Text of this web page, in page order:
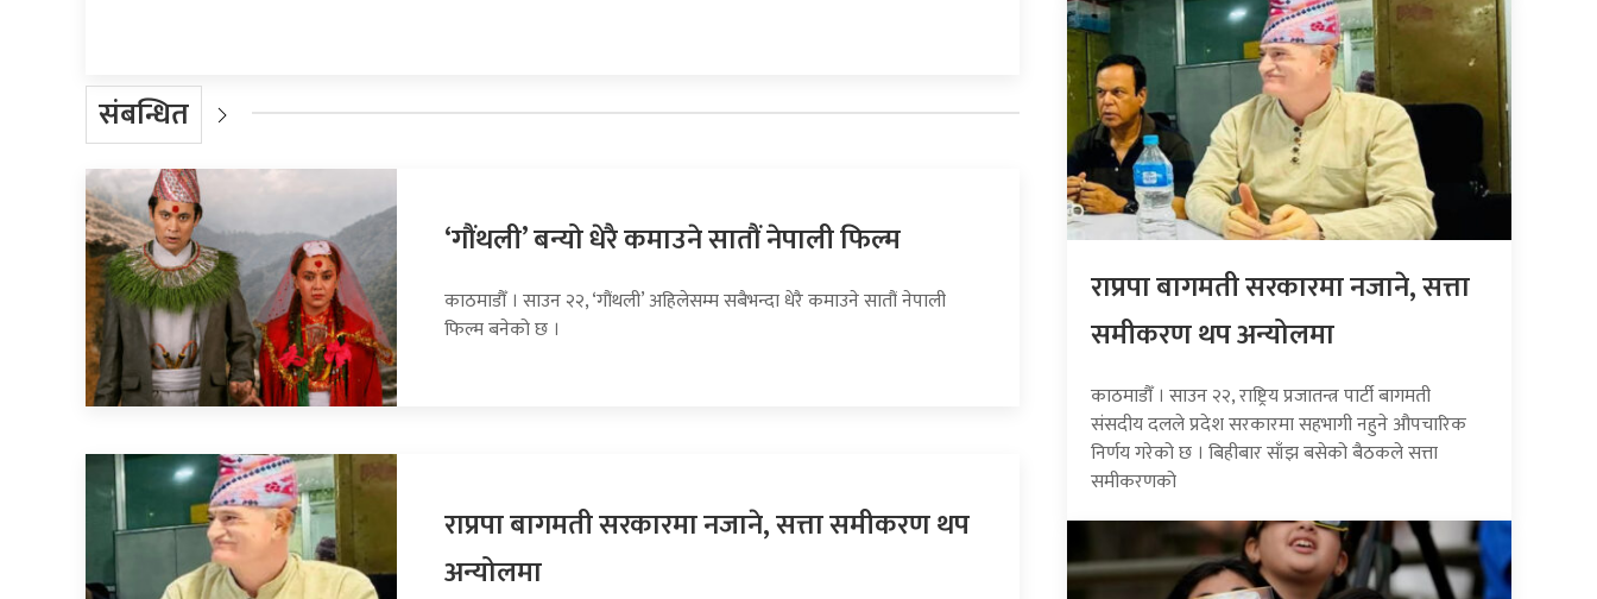
संबन्धित
‘गौंथली’ बन्यो धेरै कमाउने सातौं नेपाली फिल्म
काठमाडौँ । साउन २२, ‘गौंथली’ अहिलेसम्म सबैभन्दा धेरै कमाउने सातौं नेपाली
फिल्म बनेको छ ।
राप्रपा बागमती सरकारमा नजाने, सत्ता समीकरण थप
अन्योलमा
राप्रपा बागमती सरकारमा नजाने, सत्ता
समीकरण थप अन्योलमा
काठमाडौँ । साउन २२, राष्ट्रिय प्रजातन्त्र पार्टी बागमती
संसदीय दलले प्रदेश सरकारमा सहभागी नहुने औपचारिक
निर्णय गरेको छ । बिहीबार साँझ बसेको बैठकले सत्ता
समीकरणको